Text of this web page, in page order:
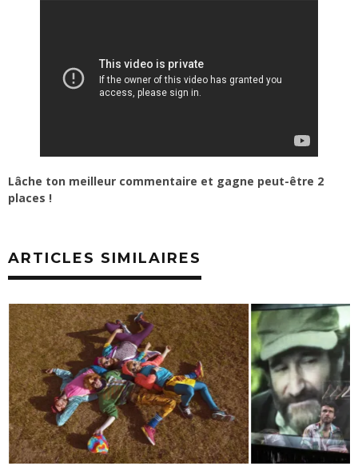
Lâche ton meilleur commentaire et gagne peut-être 2
places !
ARTICLES SIMILAIRES